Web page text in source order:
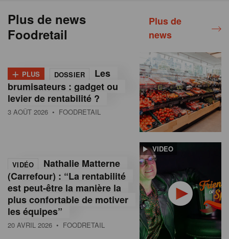
Plus de news
Foodretail
Plus de
news
+ PLUS DOSSIER
Les
brumisateurs : gadget ou
levier de rentabilité ?
3 AOÛT 2026 • FOODRETAIL
VIDEO
VIDÉO
Nathalie Matterne
(Carrefour) : “La rentabilité
est peut-être la manière la
plus confortable de motiver
les équipes”
20 AVRIL 2026 • FOODRETAIL